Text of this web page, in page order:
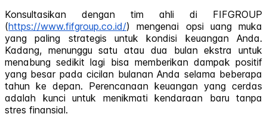
Konsultasikan dengan tim ahli di FIFGROUP
(https://www.fifgroup.co.id/) mengenai opsi uang muka
yang paling strategis untuk kondisi keuangan Anda.
Kadang, menunggu satu atau dua bulan ekstra untuk
menabung sedikit lagi bisa memberikan dampak positif
yang besar pada cicilan bulanan Anda selama beberapa
tahun ke depan. Perencanaan keuangan yang cerdas
adalah kunci untuk menikmati kendaraan baru tanpa
stres finansial.